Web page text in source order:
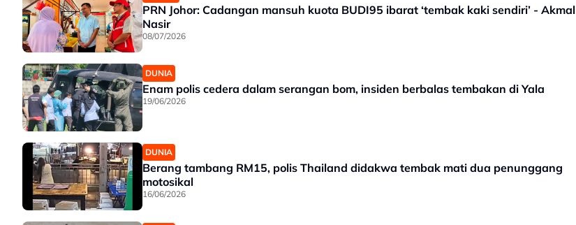
PRN Johor: Cadangan mansuh kuota BUDI95 ibarat ‘tembak kaki sendiri’ - Akmal
Nasir
08/07/2026
DUNIA
Enam polis cedera dalam serangan bom, insiden berbalas tembakan di Yala
19/06/2026
DUNIA
Berang tambang RM15, polis Thailand didakwa tembak mati dua penunggang
motosikal
16/06/2026